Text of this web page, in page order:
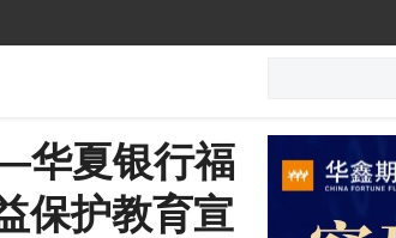
华夏银行福
保护教育宣